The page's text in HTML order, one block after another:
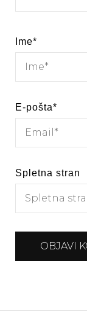
Ime*
E-pošta*
Spletna stran